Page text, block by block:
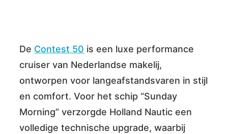
De Contest 50 is een luxe performance
cruiser van Nederlandse makelij,
ontworpen voor langeafstandsvaren in stijl
en comfort. Voor het schip “Sunday
Morning” verzorgde Holland Nautic een
volledige technische upgrade, waarbij